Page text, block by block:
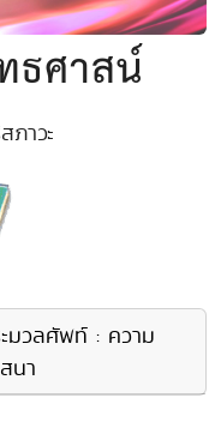
ศาสน์
าวะ
มวลศัพท์ : ความ
นา